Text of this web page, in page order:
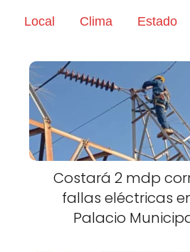
Local Clima Estado
Costará 2 mdp
fallas eléctricas
Palacio